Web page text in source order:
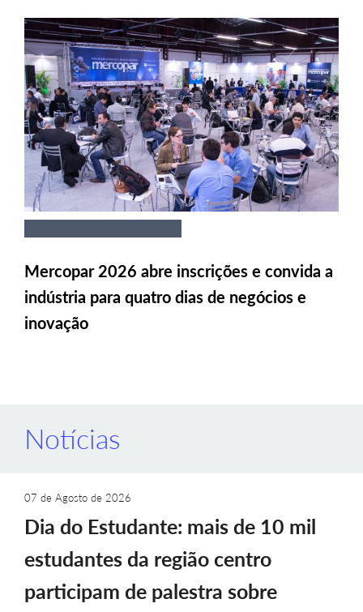
Mercopar 2026 abre inscrições e convida a
indústria para quatro dias de negócios e
inovação
Notícias
07 de Agosto de 2026
Dia do Estudante: mais de 10 mil
estudantes da região centro
participam de palestra sobre